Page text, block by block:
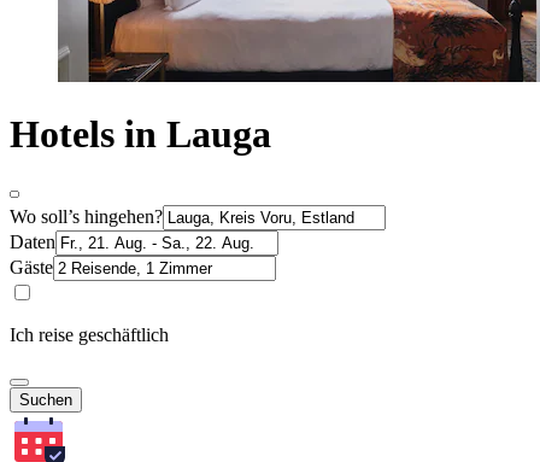
Hotels in Lauga
Wo soll’s hingehen?
Daten
Gäste
Ich reise geschäftlich
Suchen